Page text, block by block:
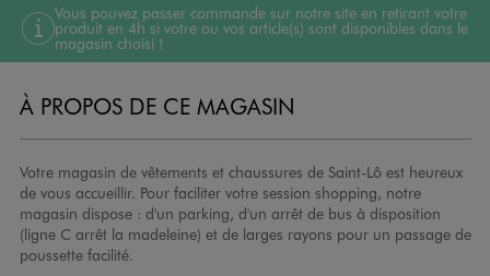
Vous pouvez passer commande sur notre site en retirant votre
produit en 4h si votre ou vos article(s) sont disponibles dans le
magasin choisi !
À PROPOS DE CE MAGASIN
Votre magasin de vêtements et chaussures de Saint-Lô est heureux
de vous accueillir. Pour faciliter votre session shopping, notre
magasin dispose : d'un parking, d'un arrêt de bus à disposition
(ligne C arrêt la madeleine) et de larges rayons pour un passage de
poussette facilité.